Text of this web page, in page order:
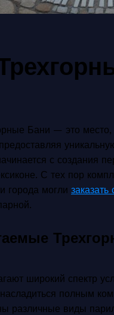
Бани — это место,
с создания
С тех пор
города могли
широкий спектр
насладиться полным
различные виды